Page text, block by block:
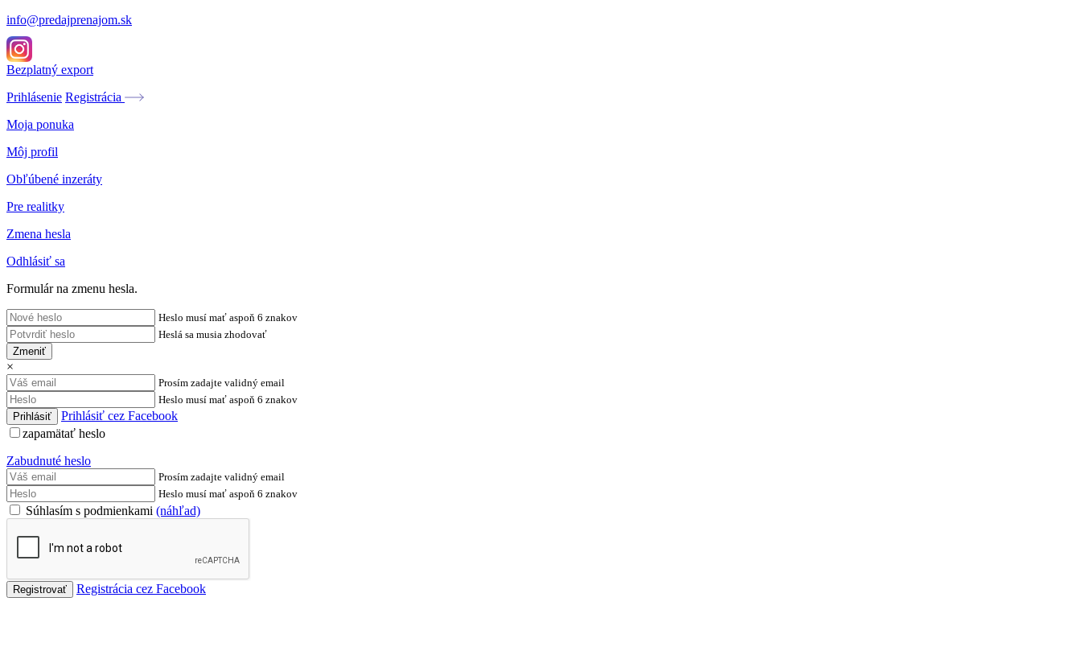
info@predajprenajom.sk
Bezplatný export
Prihlásenie Registrácia
Moja ponuka
Môj profil
Obľúbené inzeráty
Pre realitky
Zmena hesla
Odhlásiť sa
Formulár na zmenu hesla.
Heslo musí mať aspoň 6 znakov
Heslá sa musia zhodovať
Zmeniť
×
Prosím zadajte validný email
Heslo musí mať aspoň 6 znakov
Prihlásiť cez Facebook
zapamätať heslo
Zabudnuté heslo
Prosím zadajte validný email
Heslo musí mať aspoň 6 znakov
Súhlasím s podmienkami (náhľad)
Registrácia cez Facebook